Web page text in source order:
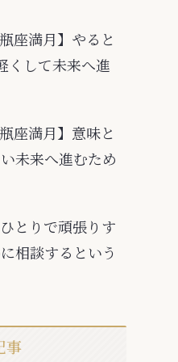
座満月】やると
くして未来へ進
座満月】意味と
未来へ進むため
とりで頑張りす
相談するという
事